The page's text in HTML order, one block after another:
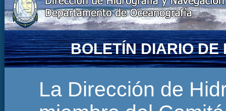
BOLETÍN DIARIO DE
La Dirección de